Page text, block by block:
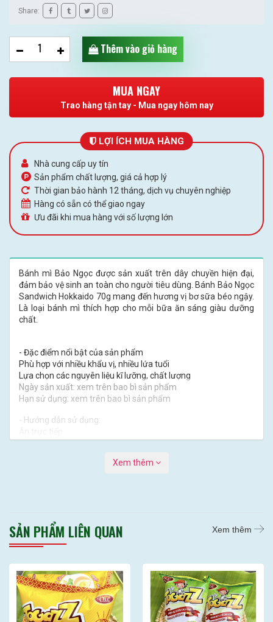
Share:
Thêm vào giỏ hàng
MUA NGAY
Trao hàng tận tay - Mua ngay hôm nay
LỢI ÍCH MUA HÀNG
Nhà cung cấp uy tín
Sản phẩm chất lượng, giá cả hợp lý
Thời gian bảo hành 12 tháng, dịch vụ chuyên nghiệp
Hàng có sẵn có thể giao ngay
Ưu đãi khi mua hàng với số lượng lớn
Bánh mì Bảo Ngọc được sản xuất trên dây chuyền hiện đại,
đảm bảo vệ sinh an toàn cho người tiêu dùng. Bánh Bảo Ngọc
Sandwich Hokkaido 70g mang đến hương vị bơ sữa béo ngậy.
Là loại bánh mì thích hợp cho mỗi bữa ăn sáng giàu dưỡng
chất.
- Đặc điểm nổi bật của sản phẩm
Phù hợp với nhiều khẩu vị, nhiều lứa tuổi
Lựa chọn các nguyên liệu kĩ lưỡng, chất lượng
Ngày sản xuất: xem trên bao bì sản phẩm
Hạn sử dụng: xem trên bao bì sản phẩm
- Hướng dẫn sử dụng:
Để nơi khô ráo, thoáng mát. Tránh ánh nắng trực tiếp
Xem thêm
SẢN PHẨM LIÊN QUAN Xem thêm